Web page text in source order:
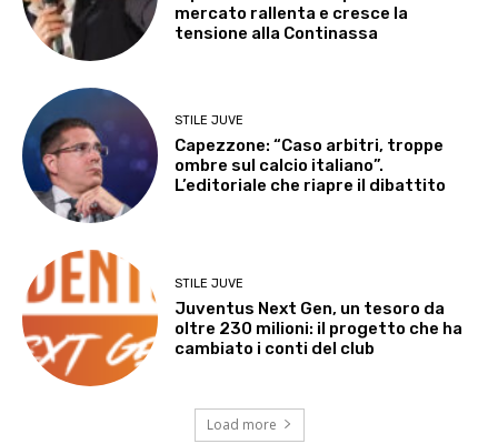
mercato rallenta e cresce la
tensione alla Continassa
STILE JUVE
Capezzone: “Caso arbitri, troppe
ombre sul calcio italiano”.
L’editoriale che riapre il dibattito
STILE JUVE
Juventus Next Gen, un tesoro da
oltre 230 milioni: il progetto che ha
cambiato i conti del club
Load more